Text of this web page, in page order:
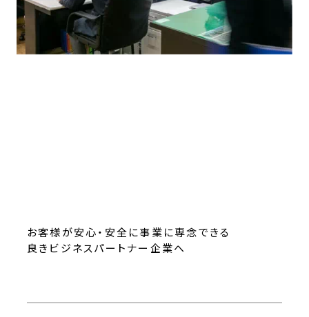
お客様が安心・安全に事業に専念できる
良きビジネスパートナー企業へ